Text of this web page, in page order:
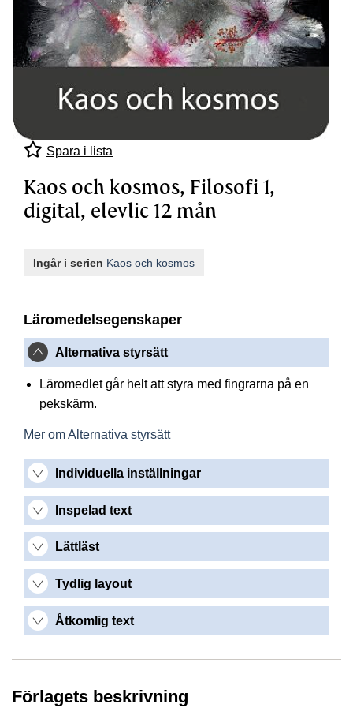
Spara i lista
Kaos och kosmos, Filosofi 1,
digital, elevlic 12 mån
Ingår i serien Kaos och kosmos
Läromedelsegenskaper
Alternativa styrsätt
Läromedlet går helt att styra med fingrarna på en
pekskärm.
Mer om Alternativa styrsätt
Individuella inställningar
Inspelad text
Lättläst
Tydlig layout
Åtkomlig text
Förlagets beskrivning